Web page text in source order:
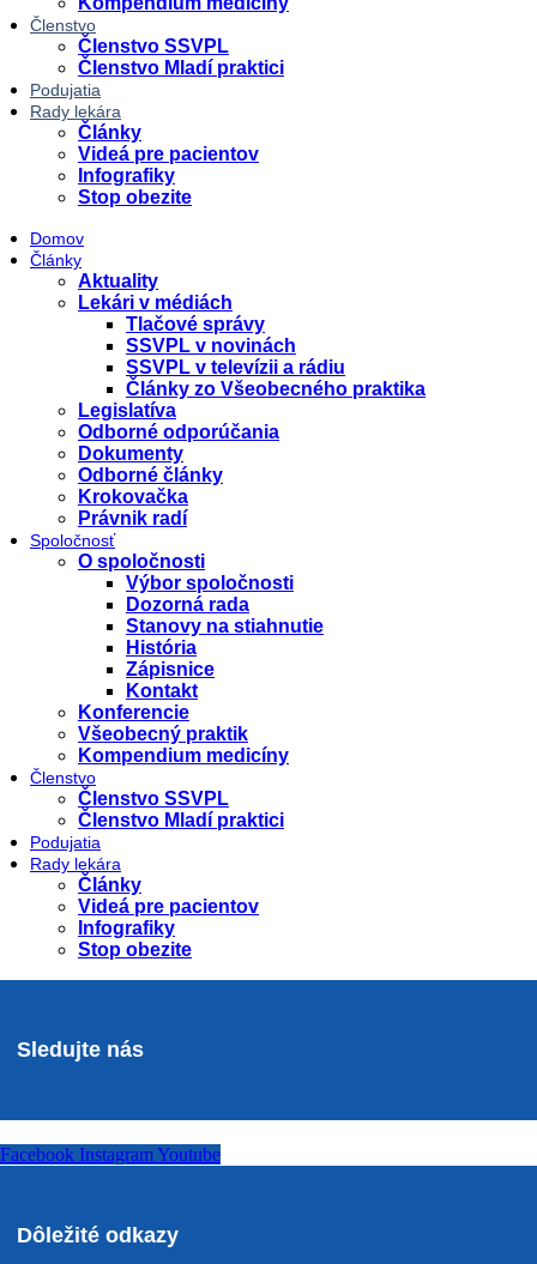
Členstvo
Členstvo SSVPL
Členstvo Mladí praktici
Podujatia
Rady lekára
Články
Videá pre pacientov
Infografiky
Stop obezite
Domov
Články
Aktuality
Lekári v médiách
Tlačové správy
SSVPL v novinách
SSVPL v televízii a rádiu
Články zo Všeobecného praktika
Legislatíva
Odborné odporúčania
Dokumenty
Odborné články
Krokovačka
Právnik radí
Spoločnosť
O spoločnosti
Výbor spoločnosti
Dozorná rada
Stanovy na stiahnutie
História
Zápisnice
Kontakt
Konferencie
Všeobecný praktik
Kompendium medicíny
Členstvo
Členstvo SSVPL
Členstvo Mladí praktici
Podujatia
Rady lekára
Články
Videá pre pacientov
Infografiky
Stop obezite
Sledujte nás
Facebook Instagram Youtube
Dôležité odkazy